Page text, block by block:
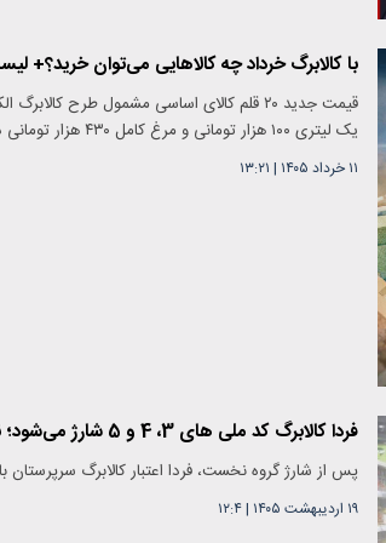
با کالابرگ خرداد چه کالاهایی می‌توان خرید؟+
یک لیتری ۱۰۰ هزار تومانی و مرغ کامل ۴۳۰ هزار تومانی در صدر جدول گرانی. مبلغ کالابرگ فعلاً ثابت ماند.
۱۱ خرداد ۱۴۰۵ | ۱۳:۲۱
فردا کالابرگ کد ملی های 3، 4 و 5 شارژ می‌شود؛ نوبت بعدی 25 اردیبهشت
پس از شارژ گروه نخست، فردا اعتبار کالابرگ سرپرستان با کدهای 3، 4 و 5
۱۹ اردیبهشت ۱۴۰۵ |۱۲:۴